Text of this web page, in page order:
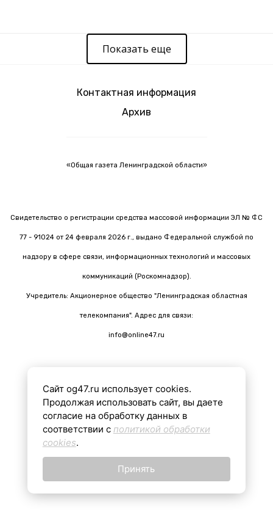
Показать еще
Контактная информация
Архив
«Общая газета Ленинградской области»
Свидетельство о регистрации средства массовой информации ЭЛ № ФС
77 - 91024 от 24 февраля 2026 г., выдано Федеральной службой по
надзору в сфере связи, информационных технологий и массовых
коммуникаций (Роскомнадзор).
Учредитель: Акционерное общество "Ленинградская областная
телекомпания". Адрес для связи:
info@online47.ru
Все материалы на сайте подготовлены с помощью ИИ
16+
Сайт og47.ru использует cookies.
Продолжая использовать сайт, вы даете
согласие на обработку данных в
соответствии с политикой обработки
cookies.
Принять